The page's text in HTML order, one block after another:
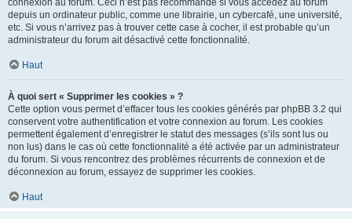
connexion au forum. Ceci n’est pas recommandé si vous accédez au forum
depuis un ordinateur public, comme une librairie, un cybercafé, une université,
etc. Si vous n’arrivez pas à trouver cette case à cocher, il est probable qu’un
administrateur du forum ait désactivé cette fonctionnalité.
Haut
À quoi sert « Supprimer les cookies » ?
Cette option vous permet d’effacer tous les cookies générés par phpBB 3.2 qui
conservent votre authentification et votre connexion au forum. Les cookies
permettent également d’enregistrer le statut des messages (s’ils sont lus ou
non lus) dans le cas où cette fonctionnalité a été activée par un administrateur
du forum. Si vous rencontrez des problèmes récurrents de connexion et de
déconnexion au forum, essayez de supprimer les cookies.
Haut